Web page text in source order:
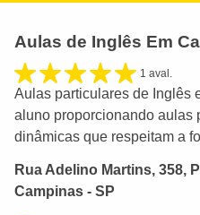
Aulas de Inglês Em
1 aval.
Aulas particulares de Inglês
aluno proporcionando aulas
dinâmicas que respeitam a
Rua Adelino Martins, 358,
Campinas - SP